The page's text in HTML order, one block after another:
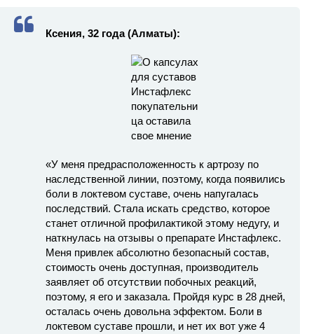
Ксения, 32 года (Алматы):
«У меня предрасположенность к артрозу по
наследственной линии, поэтому, когда появились
боли в локтевом суставе, очень напугалась
последствий. Стала искать средство, которое
станет отличной профилактикой этому недугу, и
наткнулась на отзывы о препарате Инстафлекс.
Меня привлек абсолютно безопасный состав,
стоимость очень доступная, производитель
заявляет об отсутствии побочных реакций,
поэтому, я его и заказала. Пройдя курс в 28 дней,
осталась очень довольна эффектом. Боли в
локтевом суставе прошли, и нет их вот уже 4